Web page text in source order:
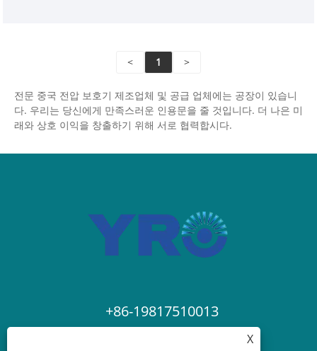
< 1 >
전문 중국 전압 보호기 제조업체 및 공급 업체에는 공장이 있습니
다. 우리는 당신에게 만족스러운 인용문을 줄 것입니다. 더 나은 미
래와 상호 이익을 창출하기 위해 서로 협력합시다.
+86-19817510013
X